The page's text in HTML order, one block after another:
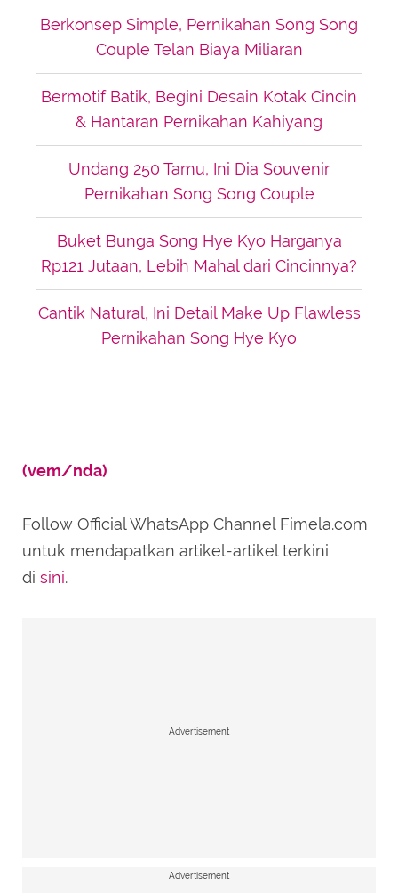
Berkonsep Simple, Pernikahan Song Song
Couple Telan Biaya Miliaran
Bermotif Batik, Begini Desain Kotak Cincin
& Hantaran Pernikahan Kahiyang
Undang 250 Tamu, Ini Dia Souvenir
Pernikahan Song Song Couple
Buket Bunga Song Hye Kyo Harganya
Rp121 Jutaan, Lebih Mahal dari Cincinnya?
Cantik Natural, Ini Detail Make Up Flawless
Pernikahan Song Hye Kyo
(vem/nda)
Follow Official WhatsApp Channel Fimela.com
untuk mendapatkan artikel-artikel terkini
di sini.
Advertisement
Advertisement